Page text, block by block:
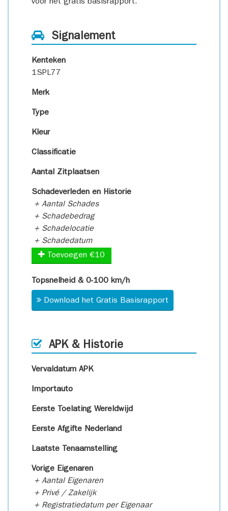
voor het gratis basisrapport.
Signalement
Kenteken
1SPL77
Merk
Type
Kleur
Classificatie
Aantal Zitplaatsen
Schadeverleden en Historie
+ Aantal Schades
+ Schadebedrag
+ Schadelocatie
+ Schadedatum
Toevoegen €10
Topsnelheid & 0-100 km/h
Download het Gratis Basisrapport
APK & Historie
Vervaldatum APK
Importauto
Eerste Toelating Wereldwijd
Eerste Afgifte Nederland
Laatste Tenaamstelling
Vorige Eigenaren
+ Aantal Eigenaren
+ Privé / Zakelijk
+ Registratiedatum per Eigenaar